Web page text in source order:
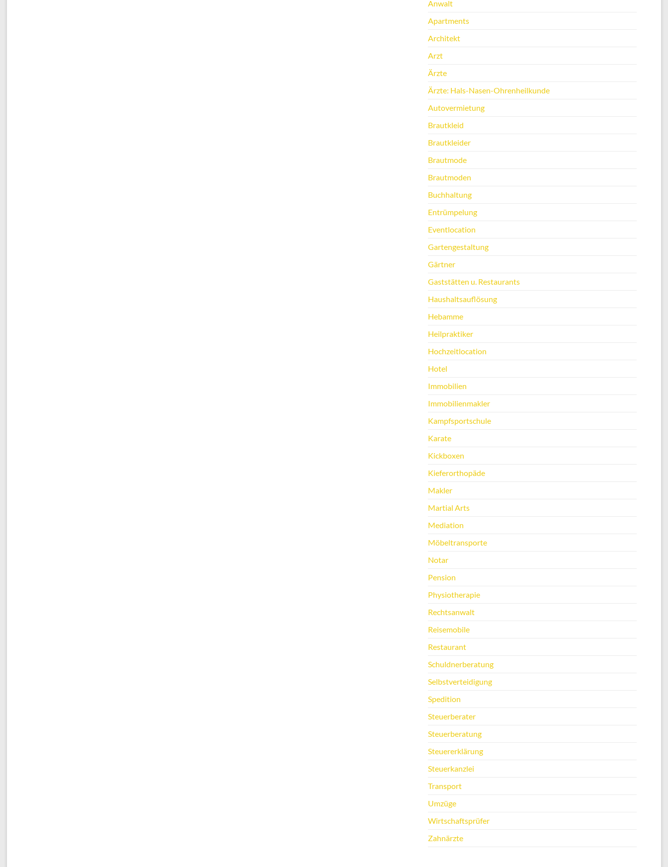
Anwalt
Apartments
Architekt
Arzt
Ärzte
Ärzte: Hals-Nasen-Ohrenheilkunde
Autovermietung
Brautkleid
Brautkleider
Brautmode
Brautmoden
Buchhaltung
Entrümpelung
Eventlocation
Gartengestaltung
Gärtner
Gaststätten u. Restaurants
Haushaltsauflösung
Hebamme
Heilpraktiker
Hochzeitlocation
Hotel
Immobilien
Immobilienmakler
Kampfsportschule
Karate
Kickboxen
Kieferorthopäde
Makler
Martial Arts
Mediation
Möbeltransporte
Notar
Pension
Physiotherapie
Rechtsanwalt
Reisemobile
Restaurant
Schuldnerberatung
Selbstverteidigung
Spedition
Steuerberater
Steuerberatung
Steuererklärung
Steuerkanzlei
Transport
Umzüge
Wirtschaftsprüfer
Zahnärzte